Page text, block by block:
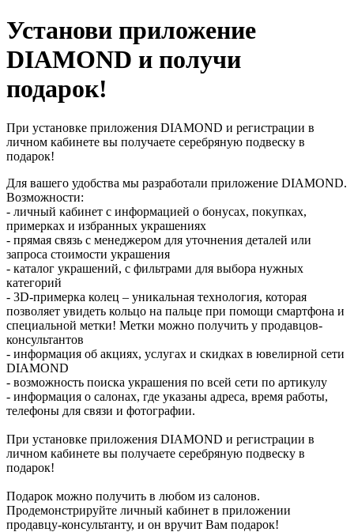
Установи приложение
DIAMOND и получи
подарок!
При установке приложения DIAMOND и регистрации в
личном кабинете вы получаете серебряную подвеску в
подарок!
Для вашего удобства мы разработали приложение DIAMOND.
Возможности:
- личный кабинет с информацией о бонусах, покупках,
примерках и избранных украшениях
- прямая связь с менеджером для уточнения деталей или
запроса стоимости украшения
- каталог украшений, с фильтрами для выбора нужных
категорий
- 3D-примерка колец – уникальная технология, которая
позволяет увидеть кольцо на пальце при помощи смартфона и
специальной метки! Метки можно получить у продавцов-
консультантов
- информация об акциях, услугах и скидках в ювелирной сети
DIAMOND
- возможность поиска украшения по всей сети по артикулу
- информация о салонах, где указаны адреса, время работы,
телефоны для связи и фотографии.
При установке приложения DIAMOND и регистрации в
личном кабинете вы получаете серебряную подвеску в
подарок!
Подарок можно получить в любом из салонов.
Продемонстрируйте личный кабинет в приложении
продавцу-консультанту, и он вручит Вам подарок!